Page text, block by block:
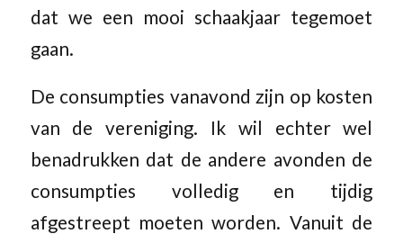
dat we een mooi schaakjaar tegemoet
gaan.
De consumpties vanavond zijn op kosten
van de vereniging. Ik wil echter wel
benadrukken dat de andere avonden de
consumpties volledig en tijdig
afgestreept moeten worden. Vanuit de